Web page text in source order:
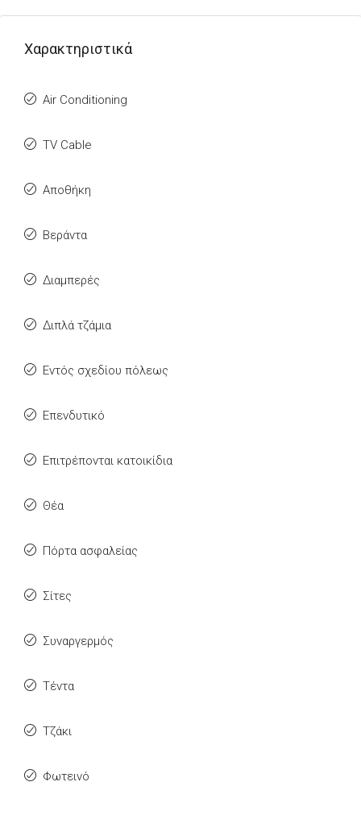
Χαρακτηριστικά
Air Conditioning
TV Cable
Αποθήκη
Βεράντα
Διαμπερές
Διπλά τζάμια
Εντός σχεδίου πόλεως
Επενδυτικό
Επιτρέπονται κατοικίδια
Θέα
Πόρτα ασφαλείας
Σίτες
Συναργερμός
Τέντα
Τζάκι
Φωτεινό